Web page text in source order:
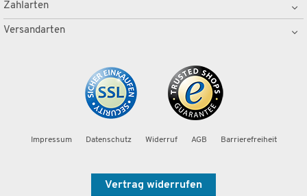
Zahlarten
Versandarten
Impressum Datenschutz Widerruf AGB Barrierefreiheit
Vertrag widerrufen